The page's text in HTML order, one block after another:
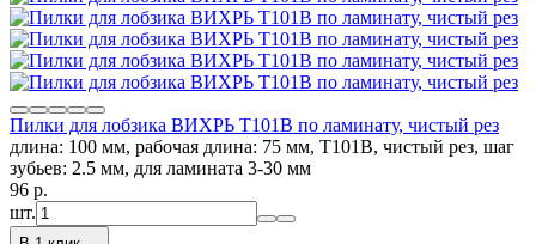
Пилки для лобзика ВИХРЬ Т101В по ламинату, чистый рез
длина: 100 мм, рабочая длина: 75 мм, Т101В, чистый рез, шаг
зубьев: 2.5 мм, для ламината 3-30 мм
96 p.
шт.